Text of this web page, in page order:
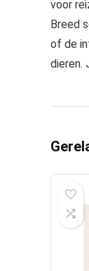
voor
Breed
of de
dieren.